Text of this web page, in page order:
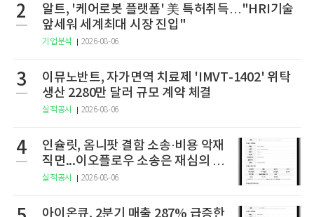
2
알트, '케어로봇 플랫폼' 美 특허취득…"HRI기술
앞세워 세계최대 시장 진입"
기업분석 2026-08-06
3
이뮤노반트, 자가면역 치료제 'IMVT-1402' 위탁
생산 2280만 달러 규모 계약 체결
실적공시 2026-08-06
4
인슐릿, 옴니팟 결함 소송·비용 악재
직면...이오플로우 소송은 재심의 청
구
실적공시 2026-08-06
아이온큐, 2분기 매출 287% 급증한